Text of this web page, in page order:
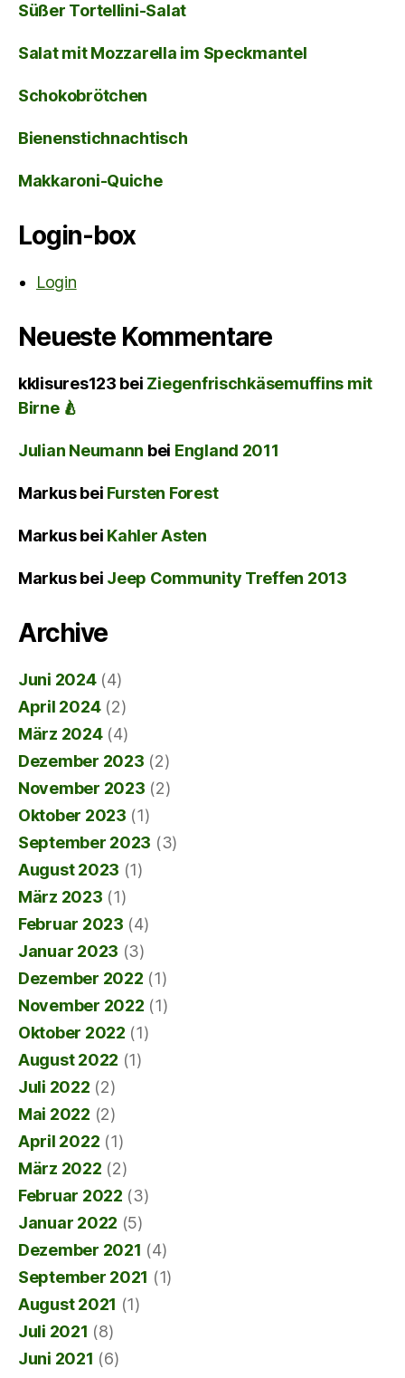
Süßer Tortellini-Salat
Salat mit Mozzarella im Speckmantel
Schokobrötchen
Bienenstichnachtisch
Makkaroni-Quiche
Login-box
Login
Neueste Kommentare
kklisures123 bei Ziegenfrischkäsemuffins mit
Birne 🍐
Julian Neumann bei England 2011
Markusbei Fursten Forest
Markusbei Kahler Asten
Markusbei Jeep Community Treffen 2013
Archive
Juni 2024(4)
April 2024(2)
März 2024(4)
Dezember 2023 (2)
November 2023 (2)
Oktober 2023 (1)
September 2023 (3)
August 2023 (1)
März 2023 (1)
Februar 2023 (4)
Januar 2023 (3)
Dezember 2022 (1)
November 2022 (1)
Oktober 2022 (1)
August 2022 (1)
Juli 2022 (2)
Mai 2022 (2)
April 2022 (1)
März 2022 (2)
Februar 2022 (3)
Januar 2022 (5)
Dezember 2021 (4)
September 2021 (1)
August 2021 (1)
Juli 2021 (8)
Juni 2021 (6)